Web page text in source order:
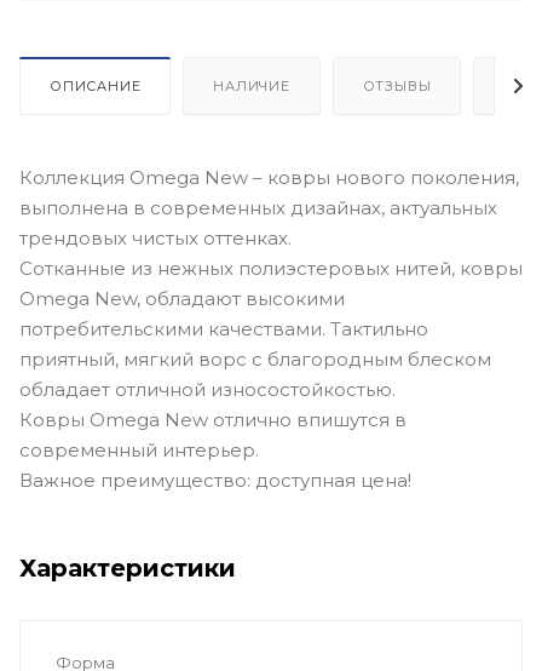
ОПИСАНИЕ НАЛИЧИЕ ОТЗЫВЫ
Коллекция Omega New – ковры нового поколения,
выполнена в современных дизайнах, актуальных
трендовых чистых оттенках.
Сотканные из нежных полиэстеровых нитей, ковры
Omega New, обладают высокими
потребительскими качествами. Тактильно
приятный, мягкий ворс с благородным блеском
обладает отличной износостойкостью.
Ковры Omega New отлично впишутся в
современный интерьер.
Важное преимущество: доступная цена!
Характеристики
Форма